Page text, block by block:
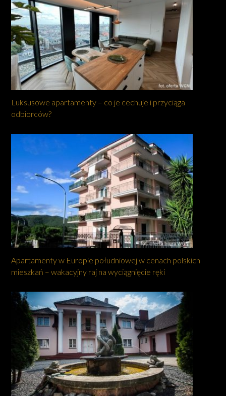
Luksusowe apartamenty – co je cechuje i przyciąga
odbiorców?
Apartamenty w Europie południowej w cenach polskich
mieszkań – wakacyjny raj na wyciągnięcie ręki